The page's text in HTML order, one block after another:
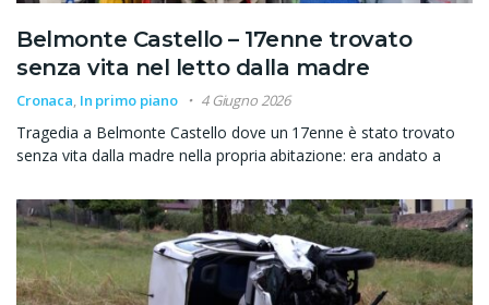
Belmonte Castello – 17enne trovato
senza vita nel letto dalla madre
Cronaca, In primo piano 4 Giugno 2026
Tragedia a Belmonte Castello dove un 17enne è stato trovato
senza vita dalla madre nella propria abitazione: era andato a